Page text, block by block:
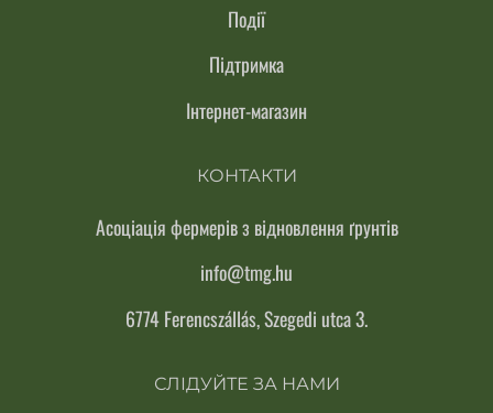
Події
Підтримка
Інтернет-магазин
КОНТАКТИ
Асоціація фермерів з відновлення ґрунтів
info@tmg.hu
6774 Ferencszállás, Szegedi utca 3.
СЛІДУЙТЕ ЗА НАМИ